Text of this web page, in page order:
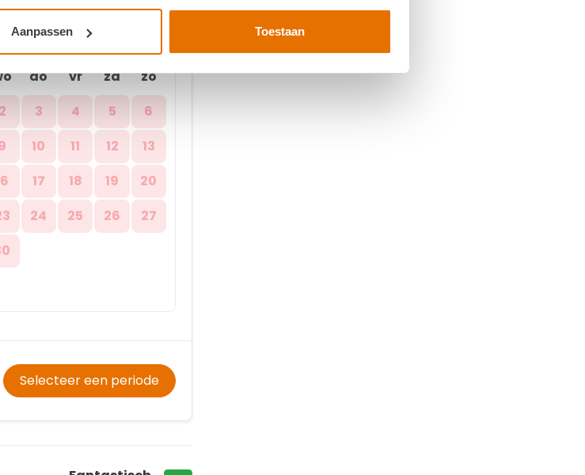
Aanpassen Toestaan
do vr za
zo
2 3 4 5
6
10 11 12
13
17 18 19
20
24 25 26
27
Selecteer een periode